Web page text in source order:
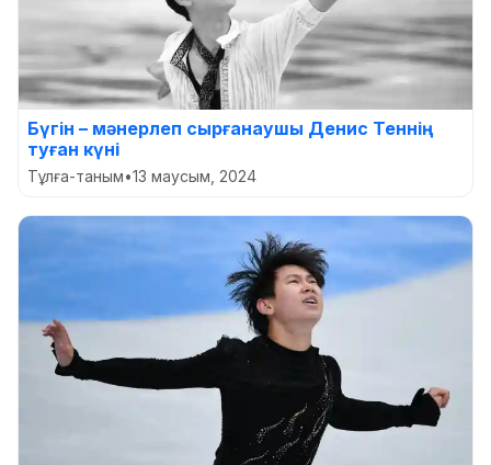
Бүгін – мәнерлеп сырғанаушы Денис Теннің
туған күні
Тұлға-таным•13 маусым, 2024